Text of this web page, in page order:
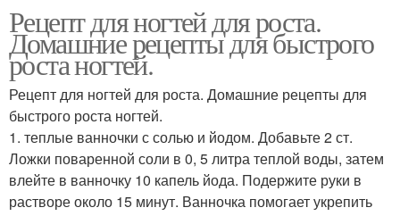
Рецепт для ногтей для роста.
Домашние рецепты для быстрого
роста ногтей.
Рецепт для ногтей для роста. Домашние рецепты для
быстрого роста ногтей.
1. теплые ванночки с солью и йодом. Добавьте 2 ст.
Ложки поваренной соли в 0, 5 литра теплой воды, затем
влейте в ванночку 10 капель йода. Подержите руки в
растворе около 15 минут. Ванночка помогает укрепить